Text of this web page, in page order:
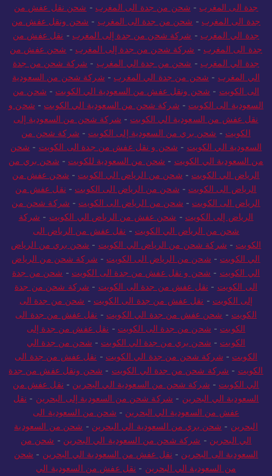
جدة الى المغرب - شحن من جدة الى المغرب - شحن نقل عفش من
جدة الى المغرب - شحن من جدة الى المغرب - شحن ونقل عفش من
جدة الي المغرب - شركة شحن من جدة إلى المغرب - نقل عفش من
جدة الى المغرب - شركة شحن من جدة إلى المغرب - شحن عفش من
جدة الي المغرب - شحن من جدة الي المغرب - شركة شحن من جدة
الي المغرب - شحن من جدة الي المغرب - شركة شحن من السعودية
الى الكويت - شحن ونقل عفش من السعودية الي الكويت - شحن من
السعودية الى الكويت - شركة شحن من السعودية الي الكويت - شحن و
نقل عفش من السعودية الي الكويت - شركة شحن من السعودية إلى
الكويت - شحن بري من السعودية إلى الكويت - شركة شحن من
السعودية الي الكويت - شحن و نقل عفش من جدة الى الكويت - شحن
من السعودية الي الكويت - شحن من السعودية للكويت - شحن بري من
الرياض الي الكويت - شحن من الرياض الي الكويت - شحن عفش من
الرياض الى الكويت - شحن من الرياض الى الكويت - نقل عفش من
الرياض الى الكويت - شحن من الرياض الى الكويت - شركة شحن من
الرياض إلى الكويت - شحن عفش من الرياض الي الكويت - شركة
شحن من الرياض الي الكويت - نقل عفش من الرياض الى
الكويت - شركة شحن من الرياض الي الكويت - شحن بري من الرياض
الي الكويت - شحن من الرياض الى الكويت - شركة شحن من الرياض
الي الكويت - شحن و نقل عفش من جدة الى الكويت - شحن من جدة
الى الكويت - نقل عفش من جدة الى الكويت - شركة شحن من جدة
إلى الكويت - نقل عفش من جدة الى الكويت - شحن من جدة الى
الكويت - شحن عفش من جدة الي الكويت - نقل عفش من جدة الى
الكويت - شحن من جدة الى الكويت - نقل عفش من جدة إلى
الكويت - شحن بري من جدة الي الكويت - شحن من جدة الي
الكويت - شركة شحن من جدة الي الكويت - نقل عفش من جدة الى
الكويت - شركة شحن من جدة الي الكويت - شحن ونقل عفش من جدة
الي الكويت - شركة شحن من السعودية الي البحرين - نقل عفش من
السعودية الي البحرين - شركة شحن من السعودية إلى البحرين - نقل
عفش من السعودية الي البحرين - شحن من السعودية الى
البحرين - شحن بري من السعودية الي البحرين - شحن من السعودية
الي البحرين - شركة شحن من السعودية الي البحرين - شحن من
السعودية الى البحرين - نقل عفش من السعودية الي البحرين - شحن
من السعودية الي البحرين - نقل عفش من السعودية الي